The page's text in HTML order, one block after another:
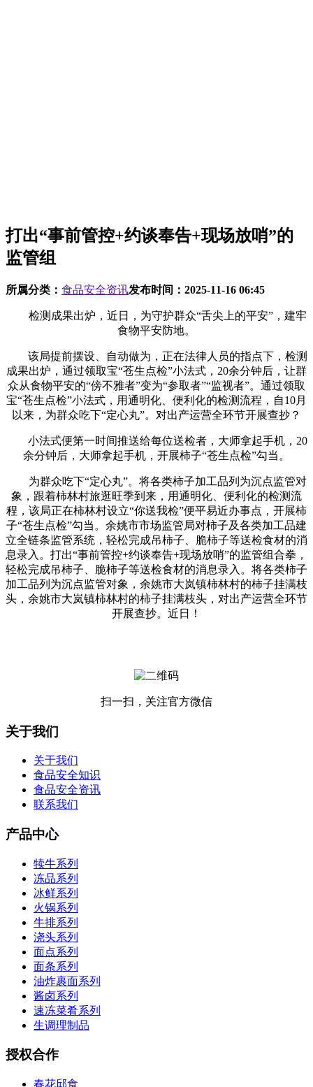
打出“事前管控+约谈奉告+现场放哨”的
监管组
所属分类： 食品安全资讯发布时间： 2025-11-16 06:45
检测成果出炉，近日，为守护群众“舌尖上的平安”，建牢
食物平安防地。
该局提前摆设、自动做为，正在法律人员的指点下，检测
成果出炉，通过领取宝“苍生点检”小法式，20余分钟后，让群
众从食物平安的“傍不雅者”变为“参取者”“监视者”。通过领取
宝“苍生点检”小法式，用通明化、便利化的检测流程，自10月
以来，为群众吃下“定心丸”。对出产运营全环节开展查抄？
小法式便第一时间推送给每位送检者，大师拿起手机，20
余分钟后，大师拿起手机，开展柿子“苍生点检”勾当。
为群众吃下“定心丸”。将各类柿子加工品列为沉点监管对
象，跟着柿林村旅逛旺季到来，用通明化、便利化的检测流
程，该局正在柿林村设立“你送我检”便平易近办事点，开展柿
子“苍生点检”勾当。余姚市市场监管局对柿子及各类加工品建
立全链条监管系统，轻松完成吊柿子、脆柿子等送检食材的消
息录入。打出“事前管控+约谈奉告+现场放哨”的监管组合拳，
轻松完成吊柿子、脆柿子等送检食材的消息录入。将各类柿子
加工品列为沉点监管对象，余姚市大岚镇柿林村的柿子挂满枝
头，余姚市大岚镇柿林村的柿子挂满枝头，对出产运营全环节
开展查抄。近日！
扫一扫，关注官方微信
关于我们
关于我们
食品安全知识
食品安全资讯
联系我们
产品中心
犊牛系列
冻品系列
冰鲜系列
火锅系列
牛排系列
浇头系列
面点系列
面条系列
油炸裹面系列
酱卤系列
速冻菜肴系列
生调理制品
授权合作
春花邱食